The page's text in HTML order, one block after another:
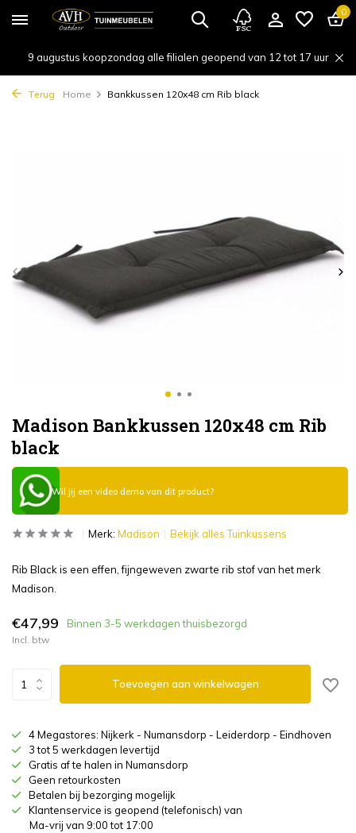
0
9 augustus koopzondag alle filialen geopend van 12 tot 17 uur
Terug Home Bankkussen 120x48 cm Rib black
Madison Bankkussen 120x48 cm Rib
black
Wil jij een video demo van dit product?
Merk: Madison Bekijk alles Tuinkussens
Rib Black is een effen, fijngeweven zwarte rib stof van het merk
Madison.
€47,99 Binnen 3-5 werkdagen thuisbezorgd
Incl. btw
Toevoegen aan winkelwagen
4 Megastores: Nijkerk - Numansdorp - Leiderdorp - Eindhoven
3 tot 5 werkdagen levertijd
Gratis af te halen in Numansdorp
Geen retourkosten
Betalen bij bezorging mogelijk
Klantenservice is geopend (telefonisch) van
Ma-vrij van 9:00 tot 17:00